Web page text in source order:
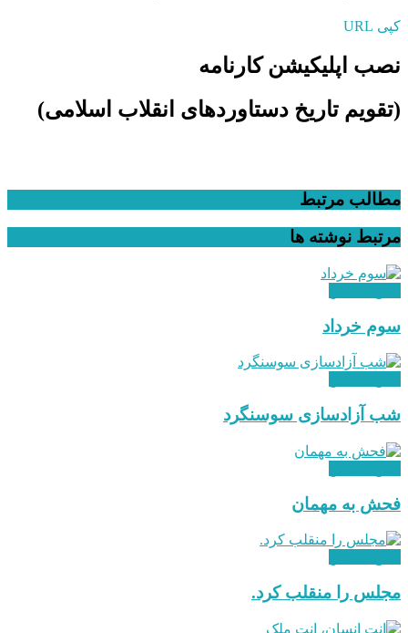
کپی URL
نصب اپلیکیشن کارنامه
(تقویم تاریخ دستاوردهای انقلاب اسلامی​)
مطالب مرتبط
مرتبط نوشته ها
سوم خرداد
شب آزادسازی سوسنگرد
فحش به مهمان
مجلس را منقلب کرد.